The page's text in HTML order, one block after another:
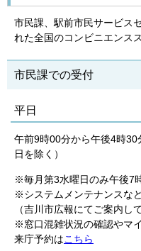
市民課、駅前市民サービス
れた全国のコンビニエンス
市民課での受付
平日
午前9時00分から午後4時
日を除く）
※毎月第3水曜日のみ午後7
※システムメンテナンスな
（吉川市広報にてご案内し
※窓口混雑状況の確認やマ
来庁予約はこちら